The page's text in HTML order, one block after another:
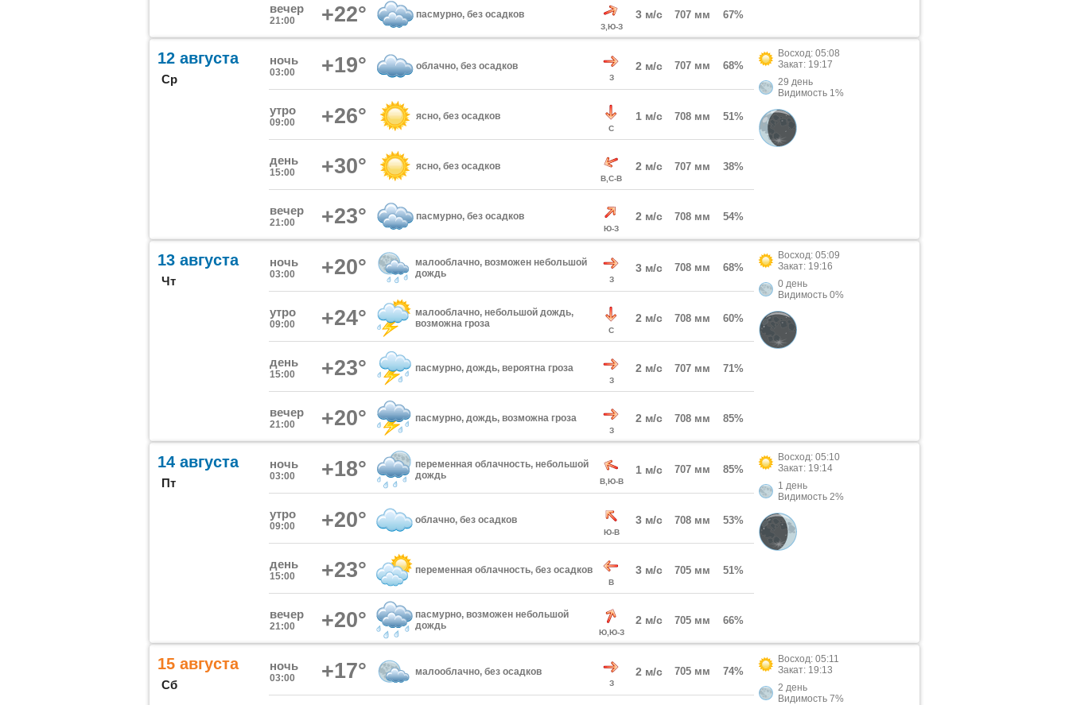
вечер
21:00 +22° пасмурно, без осадков
З,Ю-З
3 м/с 707 мм 67%
12 августа
Ср
ночь
03:00 +19° облачно, без осадков
З
2 м/с 707 мм 68%
утро
09:00 +26° ясно, без осадков
С
1 м/с 708 мм 51%
день
15:00 +30° ясно, без осадков
В,С-В
2 м/с 707 мм 38%
вечер
21:00 +23° пасмурно, без осадков
Ю-З
2 м/с 708 мм 54%
Восход: 05:08
Закат: 19:17
29 день
Видимость 1%
13 августа
Чт
ночь
03:00 +20°
малооблачно, возможен небольшой
дождь
З
3 м/с 708 мм 68%
утро
09:00 +24°
малооблачно, небольшой дождь,
возможна гроза
С
2 м/с 708 мм 60%
день
15:00 +23° пасмурно, дождь, вероятна гроза
З
2 м/с 707 мм 71%
вечер
21:00 +20° пасмурно, дождь, возможна гроза
З
2 м/с 708 мм 85%
Восход: 05:09
Закат: 19:16
0 день
Видимость 0%
14 августа
Пт
ночь
03:00 +18°
переменная облачность, небольшой
дождь
В,Ю-В
1 м/с 707 мм 85%
утро
09:00 +20° облачно, без осадков
Ю-В
3 м/с 708 мм 53%
день
15:00 +23° переменная облачность, без осадков
В
3 м/с 705 мм 51%
вечер
21:00 +20°
пасмурно, возможен небольшой
дождь
Ю,Ю-З
2 м/с 705 мм 66%
Восход: 05:10
Закат: 19:14
1 день
Видимость 2%
15 августа
Сб
ночь
03:00 +17° малооблачно, без осадков
З
2 м/с 705 мм 74%
Восход: 05:11
Закат: 19:13
2 день
Видимость 7%